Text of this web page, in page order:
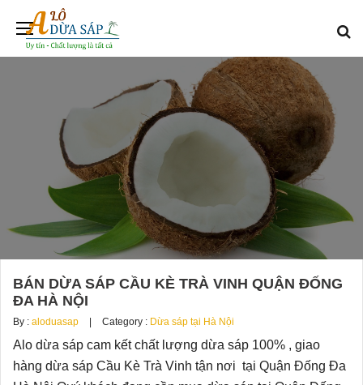
BÁN DỪA SÁP CẦU KÈ TRÀ VINH QUẬN ĐỐNG
ĐA HÀ NỘI
By : aloduasap Category : Dừa sáp tại Hà Nội
Alo dừa sáp cam kết chất lượng dừa sáp 100% , giao
hàng dừa sáp Cầu Kè Trà Vinh tận nơi tại Quận Đống Đa